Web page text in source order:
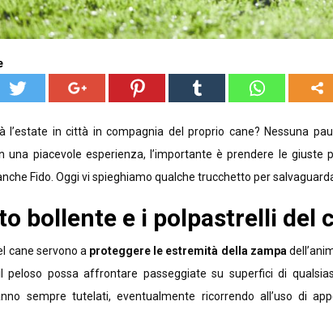
l’estate in città in compagnia del proprio cane? Nessuna
una piacevole esperienza, l’importante è prendere le giuste
Fido. Oggi vi spieghiamo qualche trucchetto per
bollente e i polpastrelli del
cane servono a proteggere le estremità della zampa
peloso possa affrontare passeggiate su superfici di
sempre tutelati, eventualmente ricorrendo all’uso di